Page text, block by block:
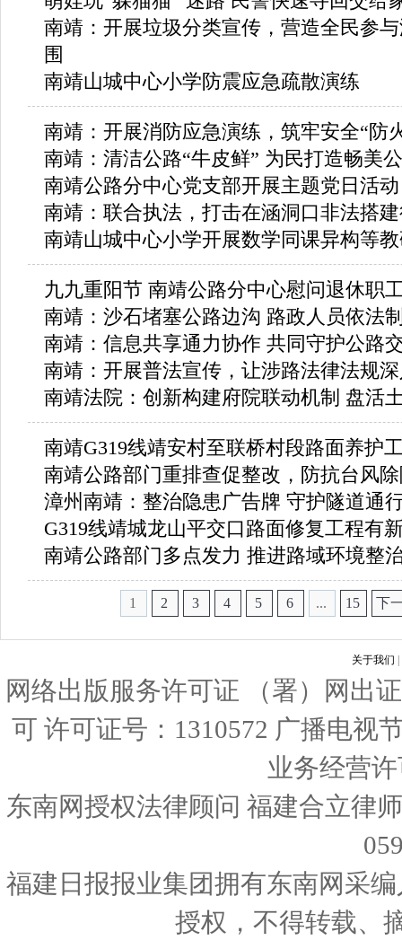
南靖：开展垃圾分类宣传，营造全民参
围
南靖山城中心小学防震应急疏散演练
南靖：开展消防应急演练，筑牢安全“防
南靖：清洁公路“牛皮鲜” 为民打造畅美
南靖公路分中心党支部开展主题党日活动
南靖：联合执法，打击在涵洞口非法搭
南靖山城中心小学开展数学同课异构等
九九重阳节 南靖公路分中心慰问退休职
南靖：沙石堵塞公路边沟 路政人员依法
南靖：信息共享通力协作 共同守护公路
南靖：开展普法宣传，让涉路法律法规
南靖法院：创新构建府院联动机制 盘活
南靖G319线靖安村至联桥村段路面养护
南靖公路部门重排查促整改，防抗台风
漳州南靖：整治隐患广告牌 守护隧道通
G319线靖城龙山平交口路面修复工程有
南靖公路部门多点发力 推进路域环境整
1 2 3 4 5 6 ... 15 下
关于我们
网络出版服务许可证 （署）网出
可 许可证号：1310572 广播电视
业务经营
东南网授权法律顾问 福建合立律
福建日报报业集团拥有东南网采
授权，不得转载、